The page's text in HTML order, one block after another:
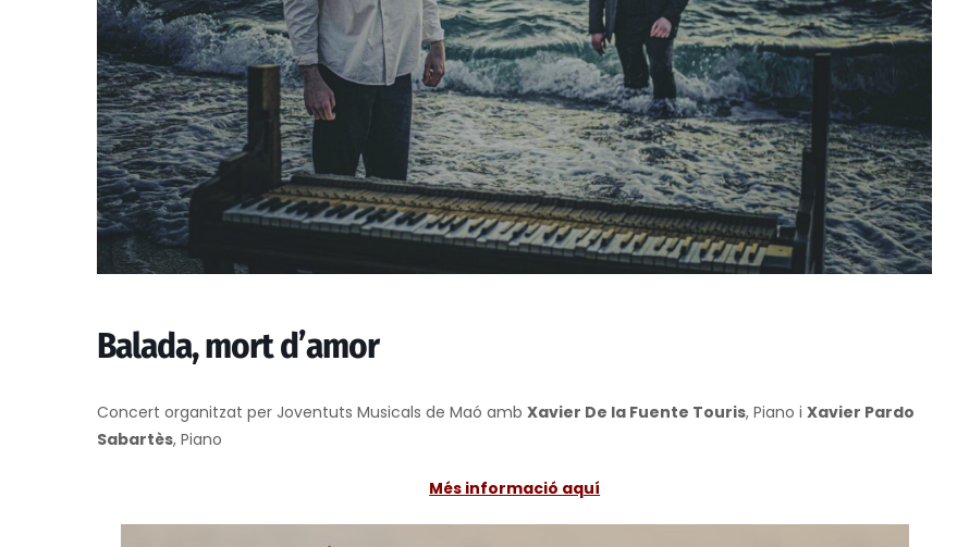
Balada, mort d’amor
Concert organitzat per Joventuts Musicals de Maó amb Xavier De la Fuente Touris, Piano i Xavier Pardo
Sabartès, Piano
Més informació aquí